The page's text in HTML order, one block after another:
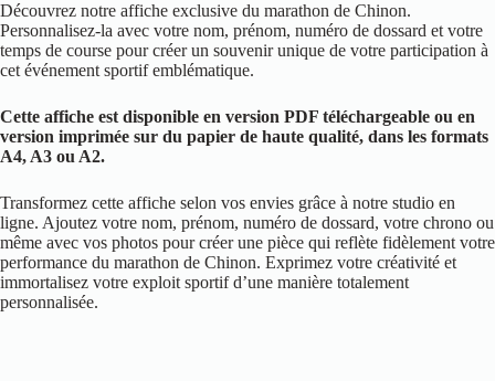
Découvrez notre affiche exclusive du marathon de Chinon.
Personnalisez-la avec votre nom, prénom, numéro de dossard et votre
temps de course pour créer un souvenir unique de votre participation à
cet événement sportif emblématique.
Cette affiche est disponible en version PDF téléchargeable ou en
version imprimée sur du papier de haute qualité, dans les formats
A4, A3 ou A2.
Transformez cette affiche selon vos envies grâce à notre studio en
ligne. Ajoutez votre nom, prénom, numéro de dossard, votre chrono ou
même avec vos photos pour créer une pièce qui reflète fidèlement votre
performance du marathon de Chinon. Exprimez votre créativité et
immortalisez votre exploit sportif d’une manière totalement
personnalisée.